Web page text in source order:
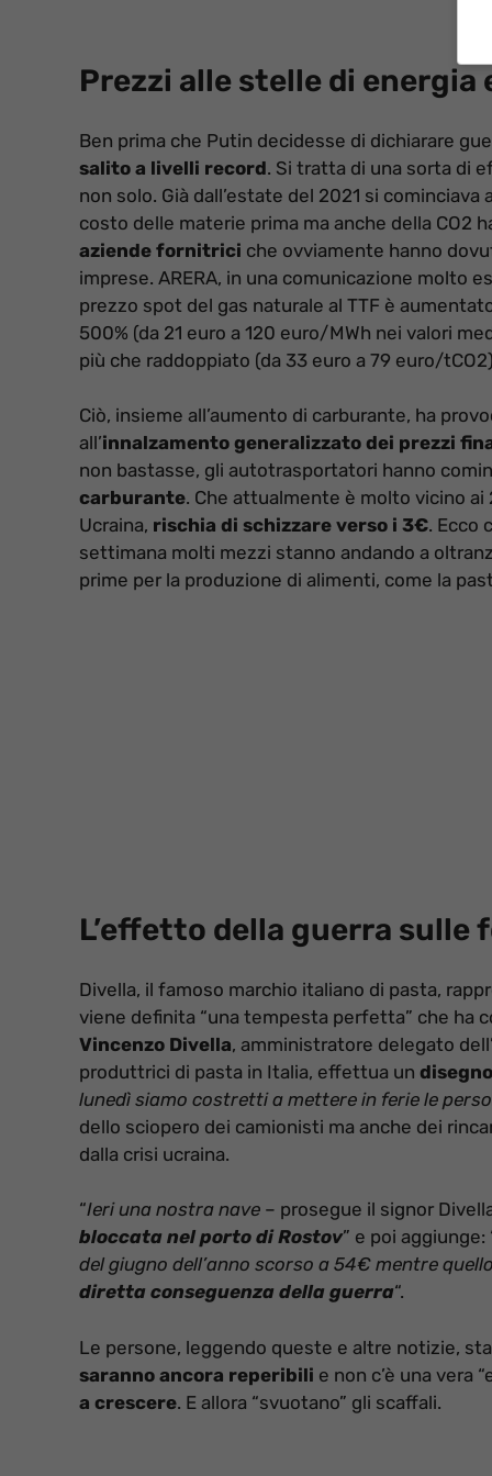
Prezzi alle stelle di energia
Ben prima che Putin decidesse di dichiarare
salito a livelli record. Si tratta di una sorta di
non solo. Già dall’estate del 2021 si
costo delle materie prima ma anche della CO2
aziende fornitrici che ovviamente hanno
imprese. ARERA, in una comunicazione molto
prezzo spot del gas naturale al TTF è
500% (da 21 euro a 120 euro/MWh nei valori
più che raddoppiato (da 33 euro a 79 euro/
Ciò, insieme all’aumento di carburante, ha
all’innalzamento generalizzato dei prezzi
non bastasse, gli autotrasportatori hanno
carburante. Che attualmente è molto vicino ai
Ucraina, rischia di schizzare verso i 3€. Ecco
settimana molti mezzi stanno andando a
prime per la produzione di alimenti, come la
L’effetto della guerra
Divella, il famoso marchio italiano di pasta,
viene definita “una tempesta perfetta” che ha
Vincenzo Divella, amministratore delegato
produttrici di pasta in Italia, effettua un
lunedì siamo costretti a mettere in ferie le
dello sciopero dei camionisti ma anche dei
dalla crisi ucraina.
“Ieri una nostra nave – prosegue il signor
bloccata nel porto di Rostov” e poi aggiunge:
del giugno dell’anno scorso a 54€ mentre
diretta conseguenza della guerra“.
Le persone, leggendo queste e altre notizie,
saranno ancora reperibili e non c’è una vera
a crescere. E allora “svuotano” gli scaffali.